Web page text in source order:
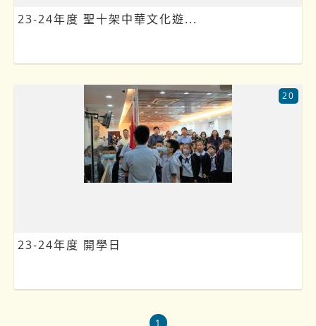
23-24年度 聖十架中華文化遊...
23-24年度 開學日
20
1